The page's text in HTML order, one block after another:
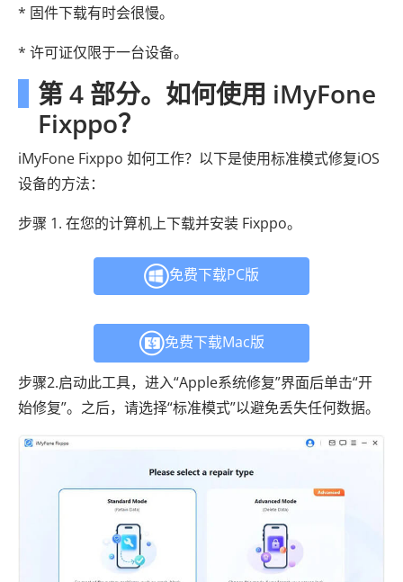
* 固件下载有时会很慢。
* 许可证仅限于一台设备。
第 4 部分。如何使用 iMyFone
Fixppo？
iMyFone Fixppo 如何工作？以下是使用标准模式修复iOS
设备的方法：
步骤 1. 在您的计算机上下载并安装 Fixppo。
免费下载PC版
免费下载Mac版
步骤2.启动此工具，进入“Apple系统修复”界面后单击“开
始修复”。之后，请选择“标准模式”以避免丢失任何数据。